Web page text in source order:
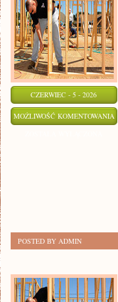
CZERWIEC - 5 - 2026
MOŻLIWOŚĆ KOMENTOWANIA
POSTED BY ADMIN